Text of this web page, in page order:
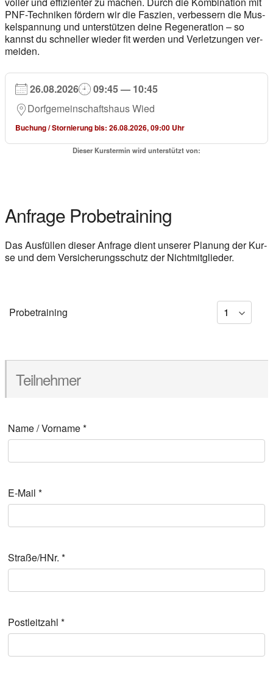
PNF-Tech­ni­ken för­dern wir die Fas­zi­en, ver­bes­sern die Mus­
kel­span­nung und unter­stüt­zen dei­ne Rege­ne­ra­ti­on – so
kannst du schnel­ler wie­der fit wer­den und Ver­let­zun­gen ver­
mei­den.
26.08.2026
09:45 — 10:45
Dorf­ge­mein­schafts­haus Wied
Buchung / Stor­nie­rung bis: 26.08.2026, 09:00 Uhr
Die­ser Kurs­ter­min wird unter­stützt von:
Anfra­ge Pro­be­trai­ning
Das Aus­fül­len die­ser Anfra­ge dient unse­rer Pla­nung der Kur­
se und dem Ver­si­che­rungs­schutz der Nicht­mit­glie­der.
Pro­be­trai­ning
Teil­neh­mer
Name / Vor­na­me*
E‑Mail *
Straße/HNr. *
Post­leit­zahl *